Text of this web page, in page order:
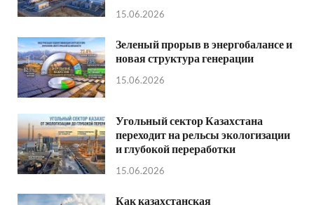
15.06.2026
Зеленый прорыв в энергобалансе и
новая структура генерации
15.06.2026
Угольный сектор Казахстана
переходит на рельсы экологизации
и глубокой переработки
15.06.2026
Как казахстанская